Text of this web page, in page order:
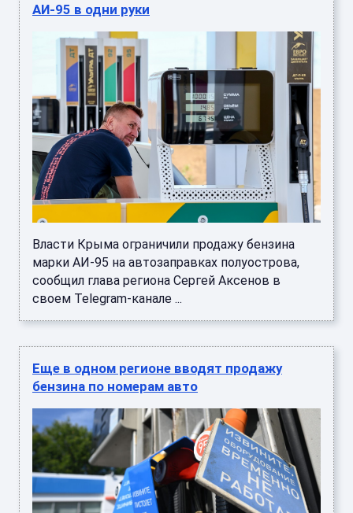
АИ-95 в одни руки
Власти Крыма ограничили продажу бензина
марки АИ-95 на автозаправках полуострова,
сообщил глава региона Сергей Аксенов в
своем Telegram-канале ...
Еще в одном регионе вводят продажу
бензина по номерам авто